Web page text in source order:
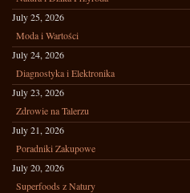
July 25, 2026
Moda i Wartości
July 24, 2026
Diagnostyka i Elektronika
July 23, 2026
Zdrowie na Talerzu
July 21, 2026
Poradniki Zakupowe
July 20, 2026
Superfoods z Natury